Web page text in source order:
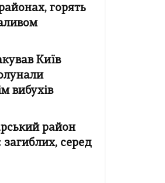
горять
Київ
вибухів
район
серед